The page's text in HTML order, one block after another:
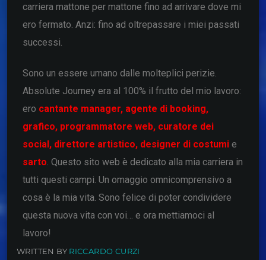
carriera mattone per mattone fino ad arrivare dove mi
ero fermato. Anzi: fino ad oltrepassare i miei passati
successi.
Sono un essere umano dalle molteplici perizie.
Absolute Journey era al 100% il frutto del mio lavoro:
ero cantante manager, agente di booking,
grafico, programmatore web, curatore dei
social, direttore artistico, designer di costumi e
sarto. Questo sito web è dedicato alla mia carriera in
tutti questi campi. Un omaggio omnicomprensivo a
cosa è la mia vita. Sono felice di poter condividere
questa nuova vita con voi… e ora mettiamoci al
lavoro!
WRITTEN BY RICCARDO CURZI